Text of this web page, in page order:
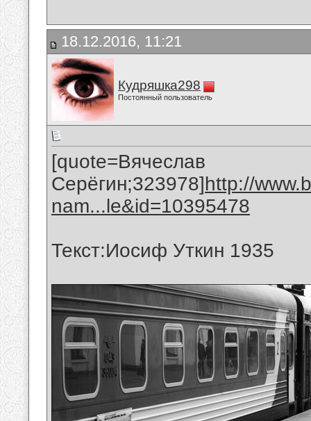
18.12.2016, 11:21
Кудряшка298
Постоянный пользователь
[quote=Вячеслав
Серёгин;323978]http://
nam...le&id=10395478
Текст:Иосиф Уткин 1935